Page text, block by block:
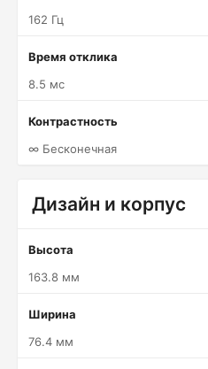
162 Гц
Время отклика
8.5 мс
Контрастность
∞ Бесконечная
Дизайн и корпус
Высота
163.8 мм
Ширина
76.4 мм